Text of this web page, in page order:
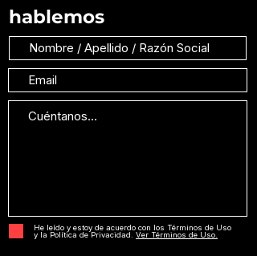
hablemos
He leído y estoy de acuerdo con los Términos de Uso
y la Política de Privacidad.
Ver Términos de Uso.